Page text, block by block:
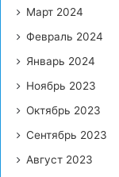
Март 2024
Февраль 2024
Январь 2024
Ноябрь 2023
Октябрь 2023
Сентябрь 2023
Август 2023